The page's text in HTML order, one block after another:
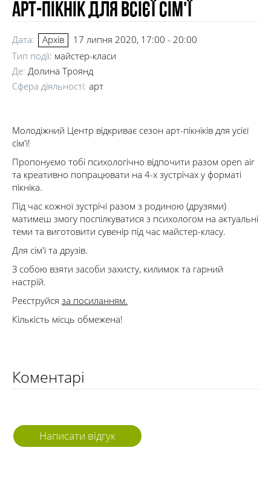
Арт-пікнік для всієї сім'ї
Дата: Архів
17 липня 2020, 17:00 - 20:00
Тип події: майстер-класи
Де: Долина Троянд
Сфера діяльності: арт
Молодіжний Центр відкриває сезон арт-пікніків для усієї
сім'ї!
Пропонуємо тобі психологічно відпочити разом open air
та креативно попрацювати на 4-х зустрічах у форматі
пікніка.
Під час кожної зустрічі разом з родиною (друзями)
матимеш змогу поспілкуватися з психологом на актуальні
теми та виготовити сувенір під час майстер-класу.
Для сім'ї та друзів.
З собою взяти засоби захисту, килимок та гарний
настрій.
Реєструйся за посиланням.
Кількість місць обмежена!
Коментарі
Написати відгук